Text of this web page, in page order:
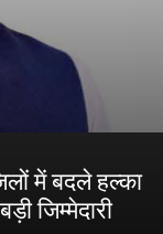
में बदले हल्का
जिम्मेदारी